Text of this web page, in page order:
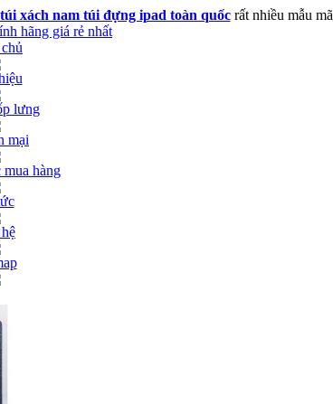
xách nam túi đựng ipad toàn quốcrất nhiều mẫu mã
lưng
mại
hàng